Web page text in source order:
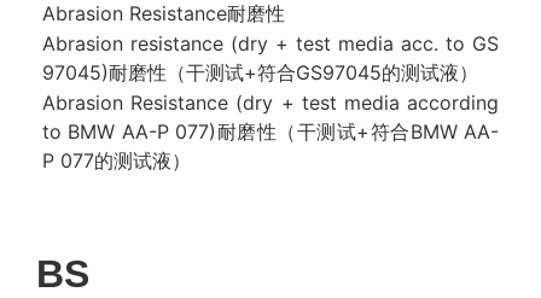
Abrasion Resistance耐磨性
Abrasion resistance (dry + test media acc. to GS
97045)耐磨性（干测试+符合GS97045的测试液）
Abrasion Resistance (dry + test media according
to BMW AA-P 077)耐磨性（干测试+符合BMW AA-
P 077的测试液）
BS